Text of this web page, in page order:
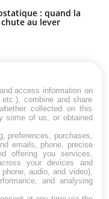
: quand la
au lever
(Sclérose latérale
access information on
combine and share
collected on this
some of us, or obtained
preferences, purchases,
emails, phone, precise
offering you services,
your devices and
audio, and video),
and analysing